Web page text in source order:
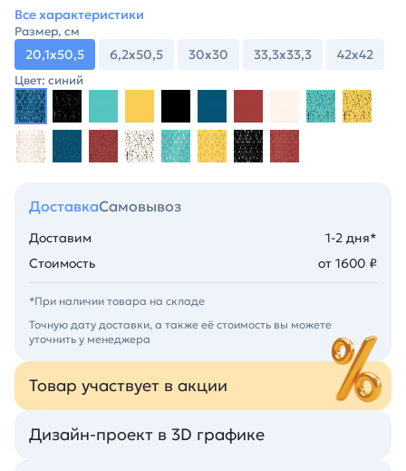
Все характеристики
Размер, см
20,1х50,5 6,2х50,5 30х30 33,3х33,3 42х42
Цвет: синий
ДоставкаСамовывоз
Доставим
1-2 дня*
Стоимость
от 1600 ₽
*При наличии товара на складе
Точную дату доставки, а также её стоимость вы можете
уточнить у менеджера
Товар участвует в акции
Дизайн-проект в 3D графике